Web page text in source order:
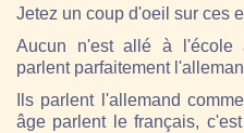
Jetez un coup d'oeil sur ces
Aucun n'est allé à l'école
parlent parfaitement
Ils parlent l'allemand
âge parlent le français,